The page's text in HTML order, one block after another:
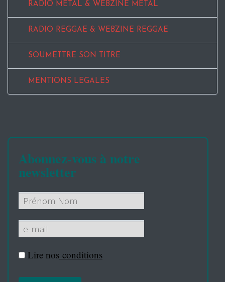
RADIO METAL & WEBZINE METAL
RADIO REGGAE & WEBZINE REGGAE
SOUMETTRE SON TITRE
MENTIONS LEGALES
Abonnez-vous à notre
newsletter
Lire nos conditions